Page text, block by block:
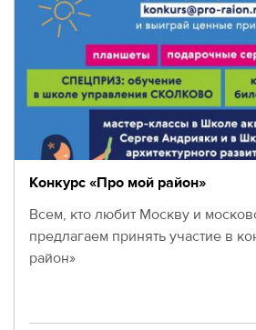
Конкурс «Про мой район»
Всем, кто любит Москву и
предлагаем принять участие в
район»